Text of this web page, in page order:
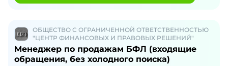
ОБЩЕСТВО С ОГРАНИЧЕННОЙ ОТВЕТСТВЕННОСТЬЮ
"ЦЕНТР ФИНАНСОВЫХ И ПРАВОВЫХ РЕШЕНИЙ"
Менеджер по продажам БФЛ (входящие
обращения, без холодного поиска)